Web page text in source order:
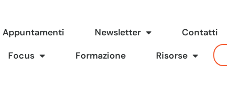
Appuntamenti Newsletter Contatti
Focus Formazione Risorse